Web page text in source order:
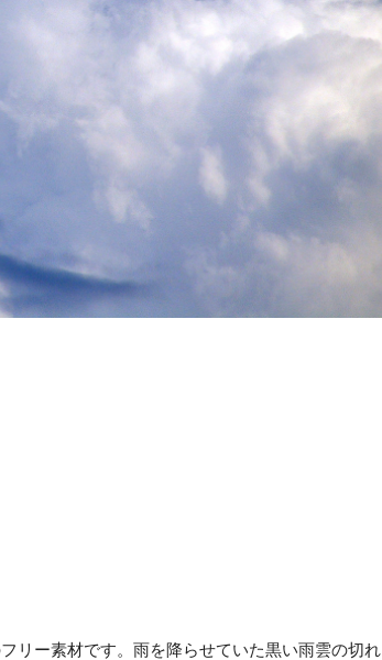
リー素材です。雨を降らせていた黒い雨雲の切れ